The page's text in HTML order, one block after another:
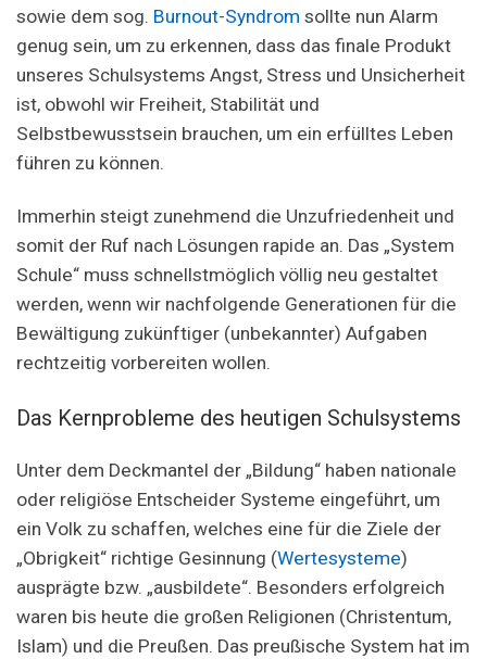
sowie dem sog. Burnout-Syndrom sollte nun Alarm
genug sein, um zu erkennen, dass das finale Produkt
unseres Schulsystems Angst, Stress und Unsicherheit
ist, obwohl wir Freiheit, Stabilität und
Selbstbewusstsein brauchen, um ein erfülltes Leben
führen zu können.
Immerhin steigt zunehmend die Unzufriedenheit und
somit der Ruf nach Lösungen rapide an. Das „System
Schule“ muss schnellstmöglich völlig neu gestaltet
werden, wenn wir nachfolgende Generationen für die
Bewältigung zukünftiger (unbekannter) Aufgaben
rechtzeitig vorbereiten wollen.
Das Kernprobleme des heutigen Schulsystems
Unter dem Deckmantel der „Bildung“ haben nationale
oder religiöse Entscheider Systeme eingeführt, um
ein Volk zu schaffen, welches eine für die Ziele der
„Obrigkeit“ richtige Gesinnung (Wertesysteme)
ausprägte bzw. „ausbildete“. Besonders erfolgreich
waren bis heute die großen Religionen (Christentum,
Islam) und die Preußen. Das preußische System hat im